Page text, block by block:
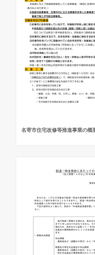
名寄市住宅改修等推進事業の概